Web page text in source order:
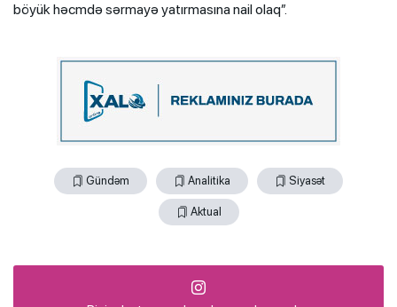
böyük həcmdə sərmayə yatırmasına nail olaq”.
Gündəm Analitika Siyasət
Aktual